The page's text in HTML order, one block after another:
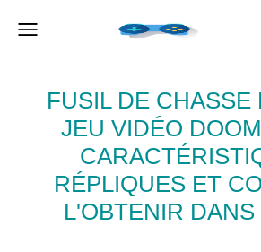
FUSIL DE CHASSE
JEU VIDÉO
RÉPLIQUES ET
L'OBTENIR DANS